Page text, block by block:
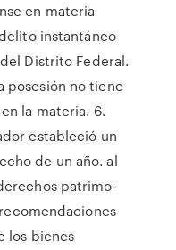
en materia
instantáneo
Distrito Federal.
posesión no tiene
la materia. 6.
estableció un
de un año. al
patrimo-
los bienes